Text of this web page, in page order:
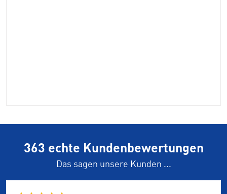
363 echte Kundenbewertungen
Das sagen unsere Kunden ...